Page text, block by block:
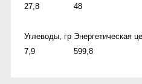
27,8
48
Углеводы, гр Энергетическая
7,9
599,8